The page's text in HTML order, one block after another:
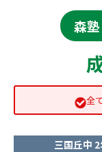
森
全
三国丘中